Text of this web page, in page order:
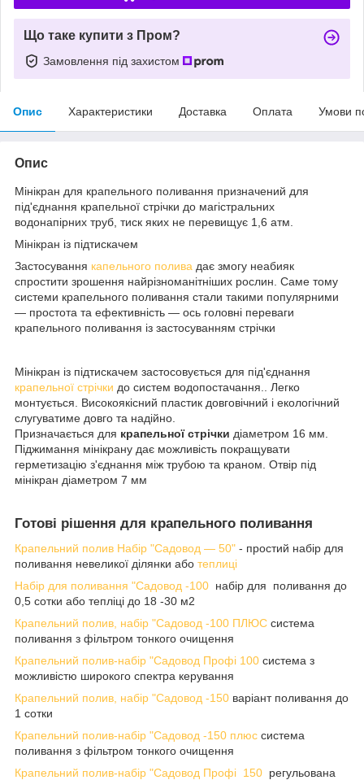
Що таке купити з Пром?
Замовлення під захистом
Опис Характеристики Доставка Оплата Умови
Опис
Мінікран для крапельного поливання призначений для
під'єднання крапельної стрічки до магістральних
водонапірних труб, тиск яких не перевищує 1,6 атм.
Мінікран із підтискачем
Застосування капельного полива дає змогу неабияк
спростити зрошення найрізноманітніших рослин. Саме тому
системи крапельного поливання стали такими популярними
— простота та ефективність — ось головні переваги
крапельного поливання із застосуванням стрічки
Мінікран із підтискачем застосовується для під'єднання
крапельної стрічки до систем водопостачання.. Легко
монтується. Високоякісний пластик довговічний і екологічний
слугуватиме довго та надійно.
Призначається для крапельної стрічки діаметром 16 мм.
Піджимання мінікрану дає можливість покращувати
герметизацію з'єднання між трубою та краном. Отвір під
мінікран діаметром 7 мм
Готові рішення для крапельного поливання
Крапельний полив Набір "Садовод — 50" - простий набір для
поливання невеликої ділянки або теплиці
Набір для поливання "Садовод -100 набір для поливання до
0,5 сотки або тепліці до 18 -30 м2
Крапельний полив, набір "Садовод -100 ПЛЮС система
поливання з фільтром тонкого очищення
Крапельний полив-набір "Садовод Профі 100 система з
можливістю широкого спектра керування
Крапельний полив, набір "Садовод -150 варіант поливання до
1 сотки
Крапельний полив-набір "Садовод -150 плюс система
поливання з фільтром тонкого очищення
Крапельний полив-набір "Садовод Профі 150 регульована